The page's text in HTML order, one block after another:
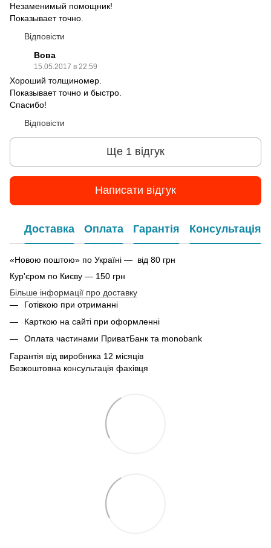
Незаменимый помощник!
Показывает точно.
Відповісти
Вова
15.05.2017 в 22:59
Хороший толщиномер.
Показывает точно и быстро.
Спасибо!
Відповісти
Ще 1 відгук
Написати відгук
Доставка Оплата Гарантія Консультація
«Новою поштою» по Україні — від 80 грн
Кур'єром по Києву — 150 грн
Більше інформації про доставку
Готівкою при отриманні
Карткою на сайті при оформленні
Оплата частинами ПриватБанк та monobank
Гарантія від виробника 12 місяців
Безкоштовна консультація фахівця